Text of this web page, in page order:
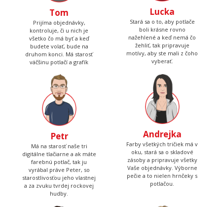
Tom
Prijíma objednávky,
kontroluje, či u nich je
všetko čo má byť a keď
budete volať, bude na
druhom konci. Má starosť
väčšinu potlačí a grafík
Lucka
Stará sa o to, aby potlače
boli krásne rovno
nažehlené a keď nemá čo
žehliť, tak pripravuje
motívy, aby ste mali z čoho
vyberať.
Petr
Má na starosť naše tri
digitálne tlačiarne a ak máte
farebnú potlač, tak ju
vyrábal práve Peter, so
starostlivosťou jeho vlastnej
a za zvuku tvrdej rockovej
hudby.
Andrejka
Farby všetkých tričiek má v
oku, stará sa o skladové
zásoby a pripravuje všetky
Vaše objednávky. Výborne
pečie a to nielen hrnčeky s
potlačou.